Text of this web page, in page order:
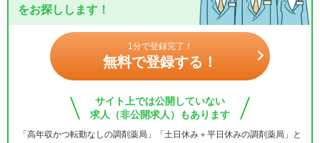
をお探しします！
1分で登録完了！
無料で登録する！
サイト上では公開していない
求人（非公開求人）もあります
「高年収かつ転勤なしの調剤薬局」「土日休み＋平日休みの調剤薬局」と